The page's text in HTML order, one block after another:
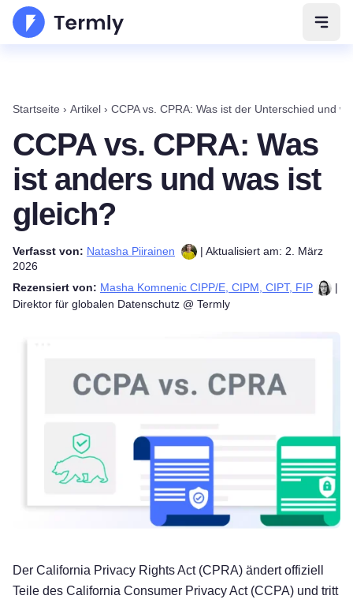
Startseite › Artikel › CCPA vs. CPRA: Was ist der Unterschied und
CCPA vs. CPRA: Was
ist anders und was ist
gleich?
Verfasst von: Natasha Piirainen
| Aktualisiert am: 2. März
2026
Rezensiert von: Masha Komnenic CIPP/E, CIPM, CIPT, FIP
|
Direktor für globalen Datenschutz @ Termly
Der California Privacy Rights Act (CPRA) ändert offiziell
Teile des California Consumer Privacy Act (CCPA) und tritt